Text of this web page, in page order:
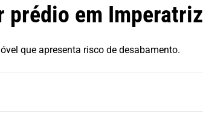
prédio em Imperatriz
que apresenta risco de desabamento.